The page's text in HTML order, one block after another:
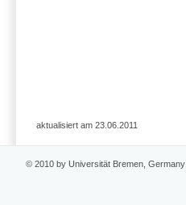
aktualisiert am 23.06.2011
© 2010 by Universität Bremen, Germany